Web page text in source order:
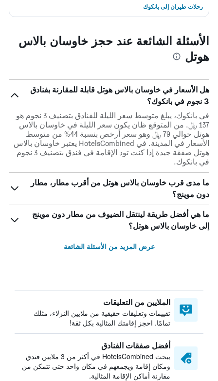
رحلات طيران إلى بانكوك
الأسئلة الشائعة عند حجز خاوسان بالاس
هوتل
هل الأسعار في خاوسان بالاس هوتل قابلة للمقارنة بفنادق
3 نجوم في بانكوك؟
في بانكوك، يبلغ متوسط ​​سعر الليلة للفنادق بتصنيف 3 نجوم هو
137 ﷼. من المتوقع ظان يكون سعر الليلة في خاوسان بالاس
هوتل حوالي 79 ﷼ وهو سعر أرخص بنسبة 44% من متوسط
الأسعار في المدينة. في HotelsCombined يعتبر خاوسان بالاس
هوتل صفقة جيدة إذا كنت تود الإقامة في فندق بتصنيف 3 نجوم
في بانكوك.
ما مدى قرب خاوسان بالاس هوتل من أقرب مطار، مطار
دون موينج؟
ما هي أفضل طريقة لينتقل الضيوف من مطار دون موينج
إلى خاوسان بالاس هوتل؟
عرض المزيد من الأسئلة الشائعة
الملايين من التعليقات
تقييمات وتعليقات حقيقية من ملايين النزلاء، مثلك
تمامًا. احجز إقامتك المثالية بكل ثقة!
أفضل صفقات الفنادق
يبحث HotelsCombined في أكثر من 3 ملايين فندق
ومكان إقامة ويجمعهم في مكان واحد حتى تتمكن من
مقارنة أماكن الإقامة المثالية.